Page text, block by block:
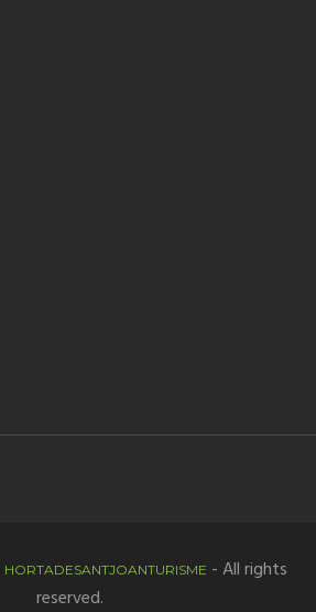
HORTADESANTJOANTURISME - All rights
reserved.